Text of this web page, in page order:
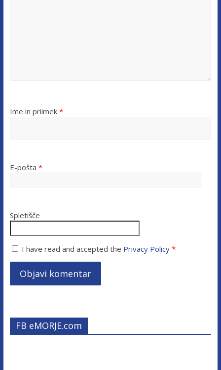
Ime in priimek *
E-pošta *
Spletišče
I have read and accepted the Privacy Policy*
FB eMORJE.com